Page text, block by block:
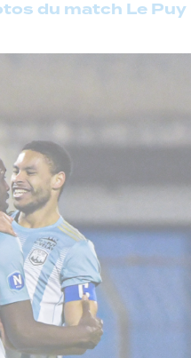
du match Le